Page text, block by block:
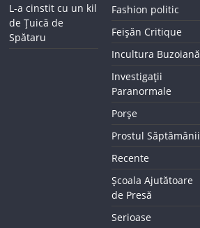
L-a cinstit cu un kil
de Țuică de
Spătaru
Fashion politic
Feișăn Critique
Incultura Buzoiană
Investigații
Paranormale
Porșe
Prostul Săptămânii
Recente
Școala Ajutătoare
de Presă
Serioase